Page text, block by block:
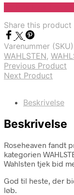
Share this product
Varenummer
WAHLSTEN,
Previous Product
Next Product
Beskrivelse
Beskrivelse
Roseheaven fandt
kategorien
Wahlsten tjek bid
God til heste, der
løb.